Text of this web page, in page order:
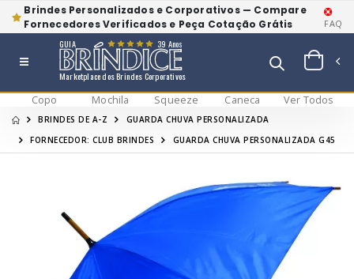
Brindes Personalizados e Corporativos — Compare
Fornecedores Verificados e Peça Cotação Grátis
FAQ
Marketplace dos Brindes Corporativos
GUIA 39 Anos
Copo Mochila Squeeze Caneca Ver Todos
BRINDES DE A-Z
GUARDA CHUVA PERSONALIZADA
FORNECEDOR: CLUB BRINDES
GUARDA CHUVA PERSONALIZADA G45